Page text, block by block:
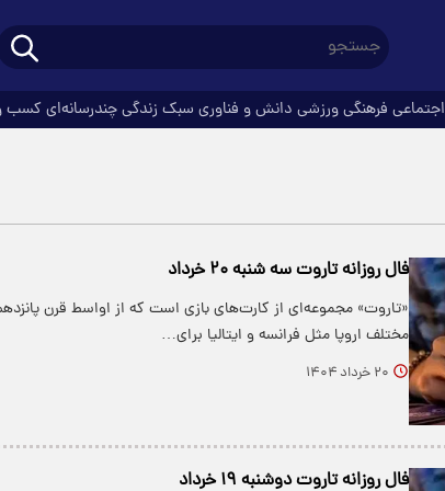
اجتماعی فرهنگیورزشی دانش و فناوری سبک زندگیچندرسانه‌ای کسب
فال روزانه تاروت سه شنبه ۲۰ خرداد
«تاروت» مجموعه‌ای از کارت‌های بازی است که از اواسط قرن
مختلف اروپا مثل فرانسه و ایتالیا برای…
۲۰ خرداد ۱۴۰۴
فال روزانه تاروت دوشنبه ۱۹ خرداد